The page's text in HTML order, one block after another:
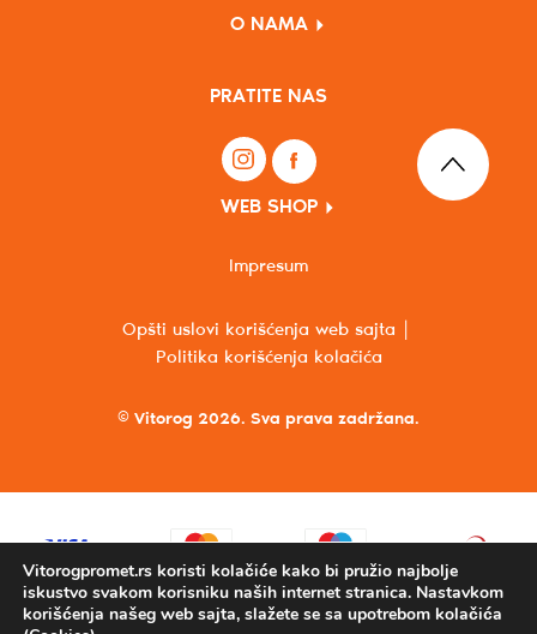
O NAMA
PRATITE NAS
WEB SHOP
© Vitorog 2026. Sva prava zadržana.
Opšti uslovi korišćenja web sajta
Politika korišćenja kolačića
Impresum
Vitorogpromet.rs koristi kolačiće kako bi pružio najbolje
iskustvo svakom korisniku naših internet stranica. Nastavkom
korišćenja našeg web sajta, slažete se sa upotrebom kolačića